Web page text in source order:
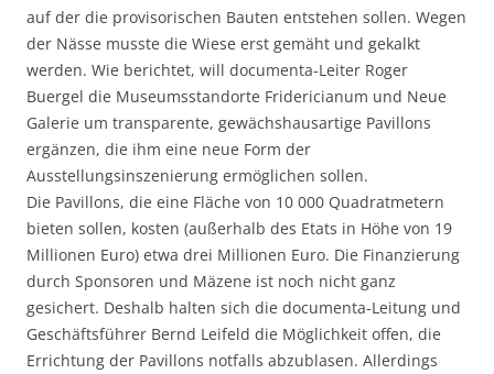
auf der die provisorischen Bauten entstehen sollen. Wegen
der Nässe musste die Wiese erst gemäht und gekalkt
werden. Wie berichtet, will documenta-Leiter Roger
Buergel die Museumsstandorte Fridericianum und Neue
Galerie um transparente, gewächshausartige Pavillons
ergänzen, die ihm eine neue Form der
Ausstellungsinszenierung ermöglichen sollen.
Die Pavillons, die eine Fläche von 10 000 Quadratmetern
bieten sollen, kosten (außerhalb des Etats in Höhe von 19
Millionen Euro) etwa drei Millionen Euro. Die Finanzierung
durch Sponsoren und Mäzene ist noch nicht ganz
gesichert. Deshalb halten sich die documenta-Leitung und
Geschäftsführer Bernd Leifeld die Möglichkeit offen, die
Errichtung der Pavillons notfalls abzublasen. Allerdings